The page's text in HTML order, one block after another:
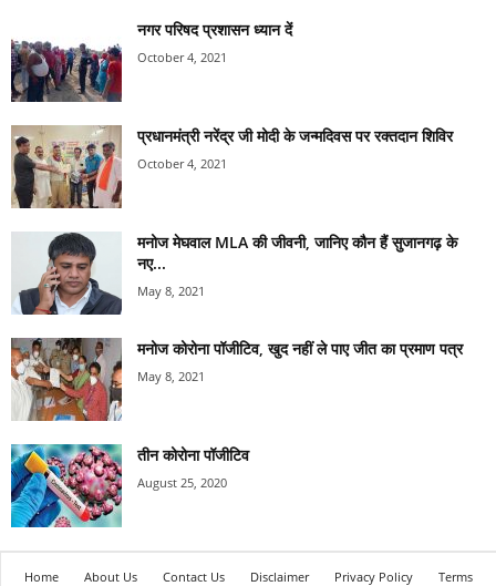
नगर परिषद प्रशासन ध्यान दें
October 4, 2021
प्रधानमंत्री नरेंद्र जी मोदी के जन्मदिवस पर रक्तदान शिविर
October 4, 2021
मनोज मेघवाल MLA की जीवनी, जानिए कौन हैं सुजानगढ़ के
नए...
May 8, 2021
मनोज कोरोना पॉजीटिव, खुद नहीं ले पाए जीत का प्रमाण पत्र
May 8, 2021
तीन कोरोना पॉजीटिव
August 25, 2020
Home About Us Contact Us Disclaimer Privacy Policy Terms